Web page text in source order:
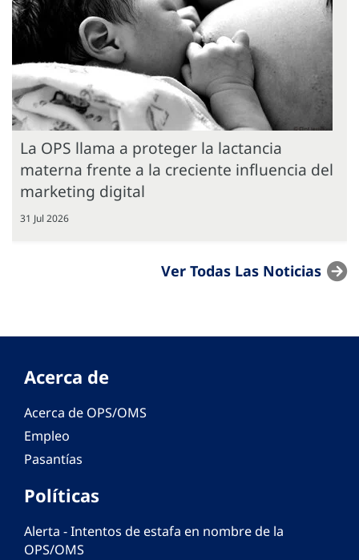
La OPS llama a proteger la lactancia
materna frente a la creciente influencia del
marketing digital
31 Jul 2026
Ver Todas Las Noticias
Acerca de
Acerca de OPS/OMS
Empleo
Pasantías
Políticas
Alerta - Intentos de estafa en nombre de la
OPS/OMS